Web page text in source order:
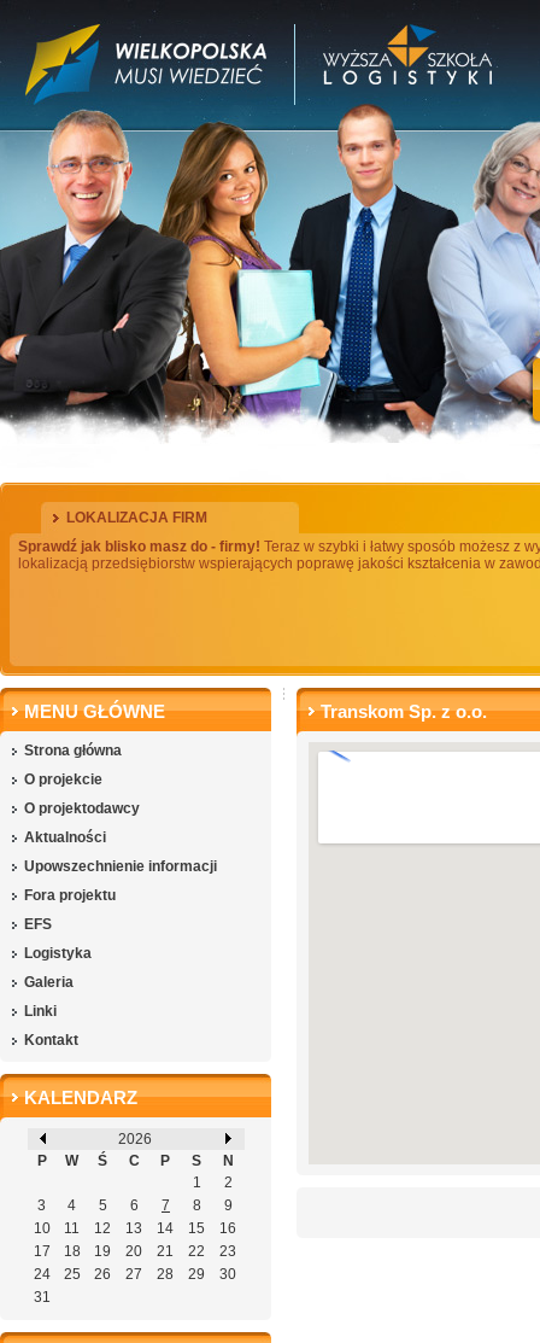
LOKALIZACJA FIRM
Sprawdź jak blisko masz do - firmy! Teraz w szybki i łatwy sposób możesz z
lokalizacją przedsiębiorstw wspierających poprawę jakości kształcenia w
MENU GŁÓWNE
Strona główna
O projekcie
O projektodawcy
Aktualności
Upowszechnienie informacji
Fora projektu
EFS
Logistyka
Galeria
Linki
Kontakt
KALENDARZ
2026
P
W Ś C P S
N
1
2
3
4 5 6 7 8
9
10
11 12 13 14 15
16
17
18 19 20 21 22
23
24
25 26 27 28 29
30
31
Transkom Sp. z o.o.